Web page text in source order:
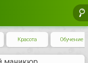
Красота Обучение